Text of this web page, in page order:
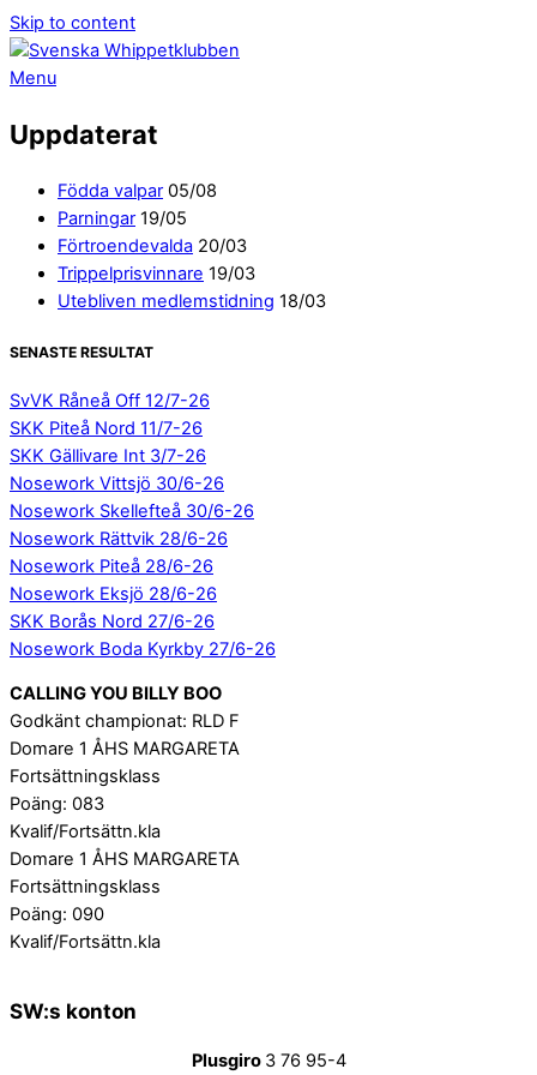
Skip to content
Menu
Uppdaterat
Födda valpar 05/08
Parningar 19/05
Förtroendevalda 20/03
Trippelprisvinnare 19/03
Utebliven medlemstidning 18/03
SENASTE RESULTAT
SvVK Råneå Off 12/7-26
SKK Piteå Nord 11/7-26
SKK Gällivare Int 3/7-26
Nosework Vittsjö 30/6-26
Nosework Skellefteå 30/6-26
Nosework Rättvik 28/6-26
Nosework Piteå 28/6-26
Nosework Eksjö 28/6-26
SKK Borås Nord 27/6-26
Nosework Boda Kyrkby 27/6-26
CALLING YOU BILLY BOO
Godkänt championat: RLD F
Domare 1 ÅHS MARGARETA
Fortsättningsklass
Poäng: 083
Kvalif/Fortsättn.kla
Domare 1 ÅHS MARGARETA
Fortsättningsklass
Poäng: 090
Kvalif/Fortsättn.kla
SW:s konton
Plusgiro 3 76 95-4